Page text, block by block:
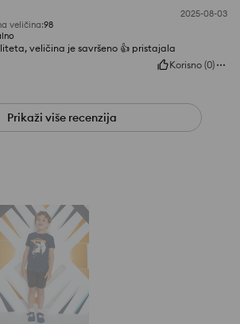
2025-08-03
veličina:98
veličina je savršeno 👍️ pristajala
Korisno (0)
Prikaži više recenzija